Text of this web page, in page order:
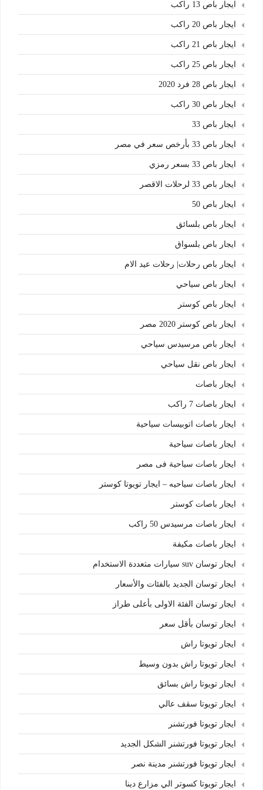
ايجار باص 13 راكب
ايجار باص 20 راكب
ايجار باص 21 راكب
ايجار باص 25 راكب
ايجار باص 28 فرد 2020
ايجار باص 30 راكب
ايجار باص 33
ايجار باص 33 بأرخص سعر في مصر
ايجار باص 33 بسعر رمزي
ايجار باص 33 لرحلات الاقصر
ايجار باص 50
ايجار باص بلسائق
ايجار باص بلسواق
ايجار باص رحلات| رحلات عيد الام
ايجار باص سياحي
ايجار باص كوستر
ايجار باص كوستر 2020 مصر
ايجار باص مرسيدس سياحي
ايجار باص نقل سياحي
ايجار باصات
ايجار باصات 7 راكب
ايجار باصات اتوبيسات سياحية
ايجار باصات سياحية
ايجار باصات سياحية فى مصر
ايجار باصات سياحيه – ايجار تويوتا كوستر
ايجار باصات كوستر
ايجار باصات مرسيدس 50 راكب
ايجار باصات مكيفة
ايجار توسان suv سيارات متعددة الاستخدام
ايجار توسان الجديد بالفئات والأسعار
ايجار توسان الفئة الاولى بأعلى طراز
ايجار توسان بأقل سعر
ايجار تويوتا راش
ايجار تويوتا راش بدون وسيط
ايجار تويوتا راش بسائق
ايجار تويوتا سقف عالي
ايجار تويوتا فورتشنر
ايجار تويوتا فورتشنر الشكل الجديد
ايجار تويوتا فورتشنر مدينة نصر
ايجار تويوتا كسوتر الي مزارع دينا